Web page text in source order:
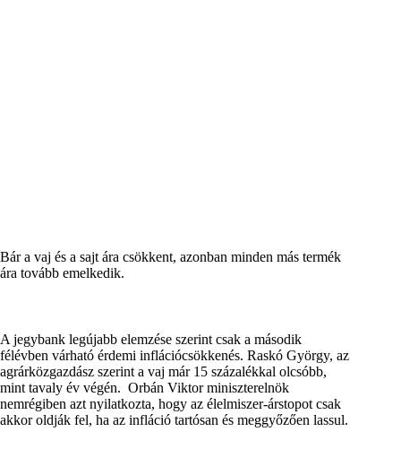
Bár a vaj és a sajt ára csökkent, azonban minden más termék
ára tovább emelkedik.
A jegybank legújabb elemzése szerint csak a második
félévben várható érdemi inflációcsökkenés. Raskó György, az
agrárközgazdász szerint a vaj már 15 százalékkal olcsóbb,
mint tavaly év végén. Orbán Viktor miniszterelnök
nemrégiben azt nyilatkozta, hogy az élelmiszer-árstopot csak
akkor oldják fel, ha az infláció tartósan és meggyőzően lassul.